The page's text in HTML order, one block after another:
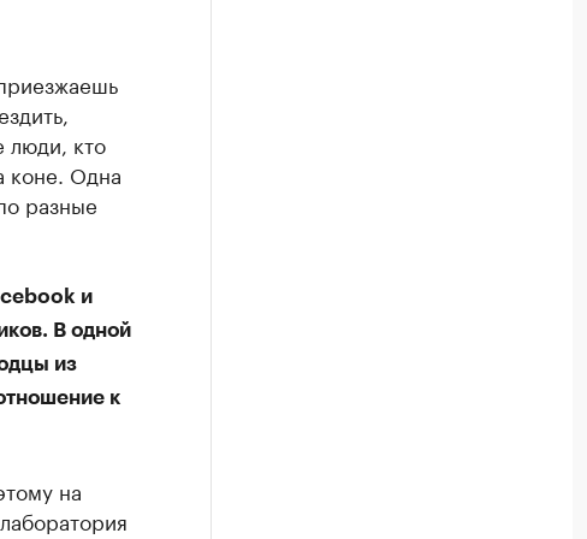
люди, кто
коне. Одна
разные
и
В одной
из
к
на